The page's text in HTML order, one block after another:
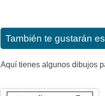
También te gustarán
Aquí tienes algunos dibujos